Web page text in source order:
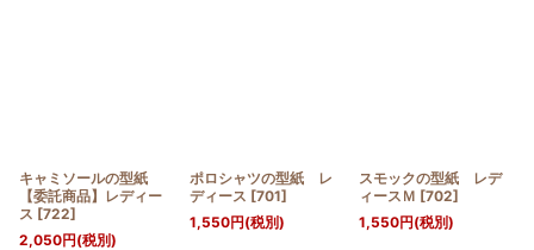
キャミソールの型紙
【委託商品】レディー
ス [722]
2,050円(税別)
ポロシャツの型紙 レ
ディース [701]
1,550円(税別)
スモックの型紙 レデ
ィースＭ [702]
1,550円(税別)